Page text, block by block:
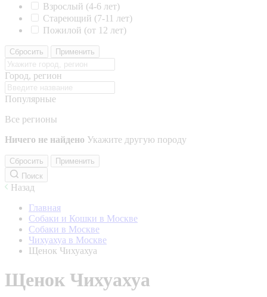
Взрослый (4-6 лет)
Стареющий (7-11 лет)
Пожилой (от 12 лет)
Сбросить Применить
Город, регион
Популярные
Все регионы
Ничего не найдено Укажите другую породу
Сбросить
Применить
Поиск
Назад
Главная
Собаки и Кошки в Москве
Собаки в Москве
Чихуахуа в Москве
Щенок Чихуахуа
Щенок Чихуахуа